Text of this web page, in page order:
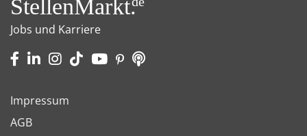
StellenMarkt.
Jobs und Karriere
Impressum
AGB